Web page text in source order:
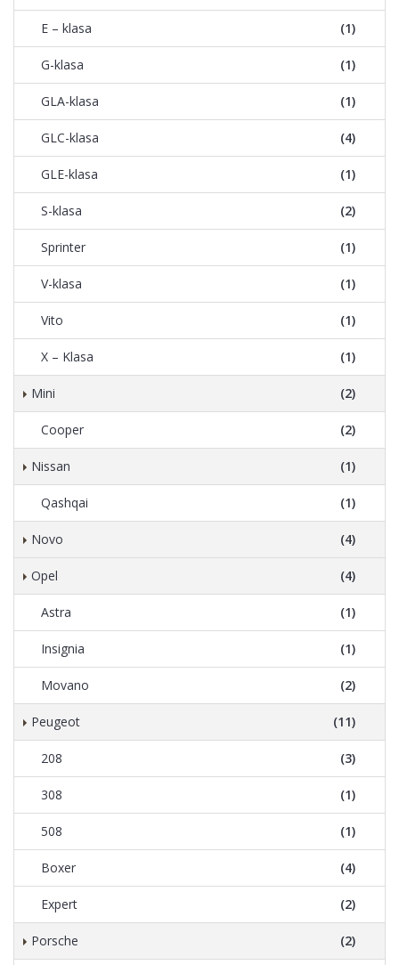
E – klasa (1)
G-klasa (1)
GLA-klasa (1)
GLC-klasa (4)
GLE-klasa (1)
S-klasa (2)
Sprinter (1)
V-klasa (1)
Vito (1)
X – Klasa (1)
Mini (2)
Cooper (2)
Nissan (1)
Qashqai (1)
Novo (4)
Opel (4)
Astra (1)
Insignia (1)
Movano (2)
Peugeot (11)
208 (3)
308 (1)
508 (1)
Boxer (4)
Expert (2)
Porsche (2)